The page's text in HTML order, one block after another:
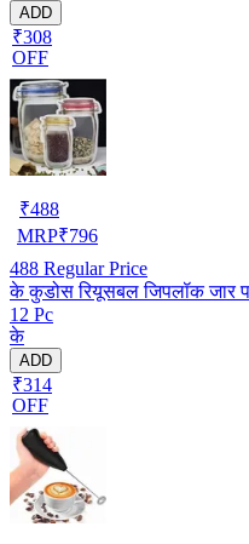
ADD
₹308
OFF
₹488
MRP₹796
488 Regular Price
के कुडोस रियूसबल जिपलॉक जार
12 Pc
के
ADD
₹314
OFF